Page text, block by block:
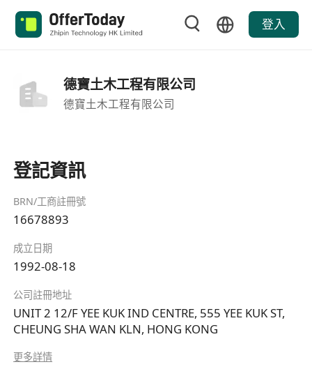
登入
德寶土木工程有限公司
德寶土木工程有限公司
登記資訊
BRN/工商註冊號
16678893
成立日期
1992-08-18
公司註冊地址
UNIT 2 12/F YEE KUK IND CENTRE, 555 YEE KUK ST,
CHEUNG SHA WAN KLN, HONG KONG
更多詳情